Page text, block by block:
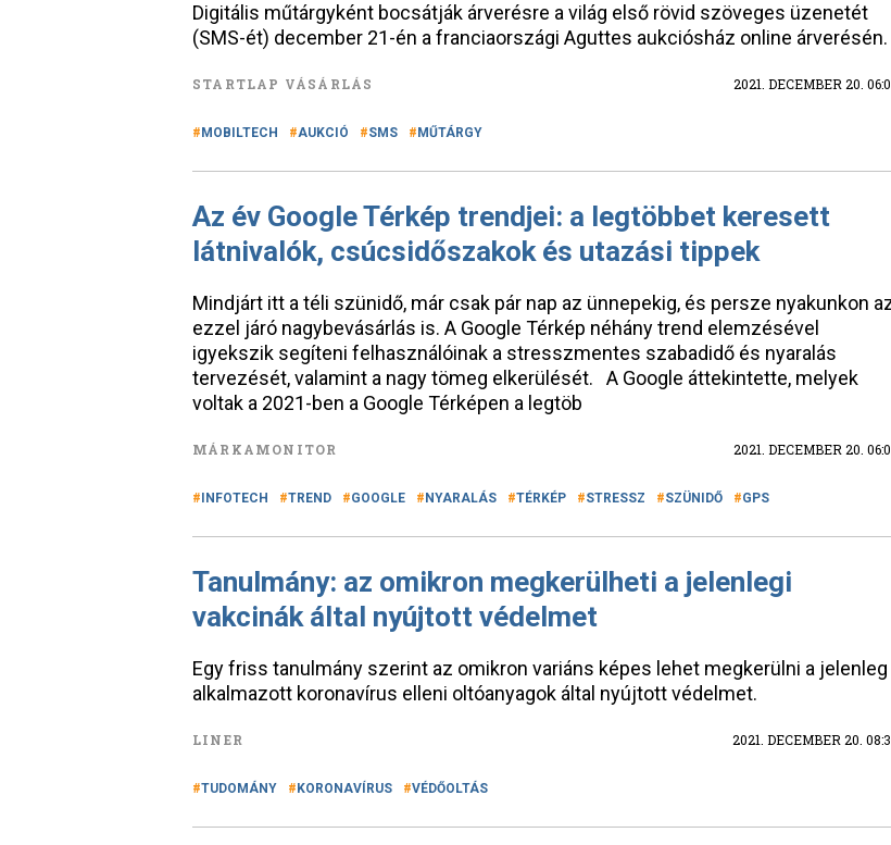
Digitális műtárgyként bocsátják árverésre a világ első rövid szöveges üzenetét
(SMS-ét) december 21-én a franciaországi Aguttes aukciósház online árverésén.
STARTLAP VÁSÁRLÁS 2021. DECEMBER 20.
MOBILTECH AUKCIÓ SMS MŰTÁRGY
Az év Google Térkép trendjei: a legtöbbet keresett
látnivalók, csúcsidőszakok és utazási tippek
Mindjárt itt a téli szünidő, már csak pár nap az ünnepekig, és persze nyakunkon
ezzel járó nagybevásárlás is. A Google Térkép néhány trend elemzésével
igyekszik segíteni felhasználóinak a stresszmentes szabadidő és nyaralás
tervezését, valamint a nagy tömeg elkerülését. A Google áttekintette, melyek
voltak a 2021-ben a Google Térképen a legtöb
MÁRKAMONITOR 2021. DECEMBER 20.
INFOTECH TREND GOOGLE NYARALÁS TÉRKÉP STRESSZ SZÜNIDŐ GPS
Tanulmány: az omikron megkerülheti a jelenlegi
vakcinák által nyújtott védelmet
Egy friss tanulmány szerint az omikron variáns képes lehet megkerülni a jelenleg
alkalmazott koronavírus elleni oltóanyagok által nyújtott védelmet.
LINER 2021. DECEMBER 20.
TUDOMÁNY KORONAVÍRUS VÉDŐOLTÁS